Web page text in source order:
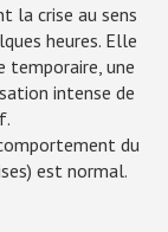
la crise au sens
heures. Elle
temporaire, une
intense de
du
est normal.